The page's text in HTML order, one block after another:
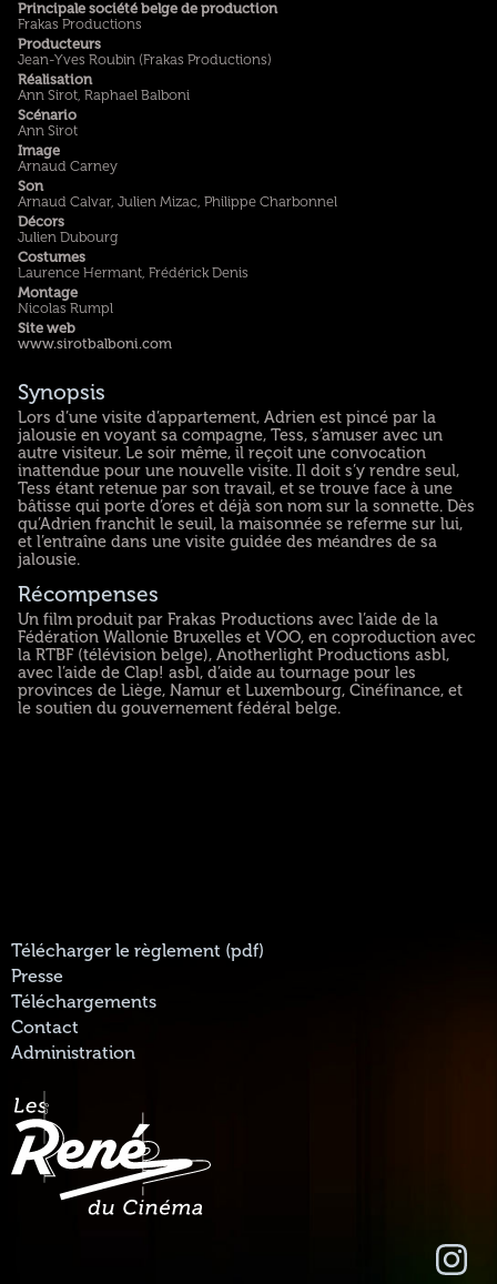
Principale société belge de production
Frakas Productions
Producteurs
Jean-Yves Roubin (Frakas Productions)
Réalisation
Ann Sirot, Raphael Balboni
Scénario
Ann Sirot
Image
Arnaud Carney
Son
Arnaud Calvar, Julien Mizac, Philippe Charbonnel
Décors
Julien Dubourg
Costumes
Laurence Hermant, Frédérick Denis
Montage
Nicolas Rumpl
Site web
www.sirotbalboni.com
Synopsis
Lors d’une visite d’appartement, Adrien est pincé par la
jalousie en voyant sa compagne, Tess, s’amuser avec un
autre visiteur. Le soir même, il reçoit une convocation
inattendue pour une nouvelle visite. Il doit s’y rendre seul,
Tess étant retenue par son travail, et se trouve face à une
bâtisse qui porte d’ores et déjà son nom sur la sonnette. Dès
qu’Adrien franchit le seuil, la maisonnée se referme sur lui,
et l’entraîne dans une visite guidée des méandres de sa
jalousie.
Récompenses
Un film produit par Frakas Productions avec l’aide de la
Fédération Wallonie Bruxelles et VOO, en coproduction avec
la RTBF (télévision belge), Anotherlight Productions asbl,
avec l’aide de Clap! asbl, d’aide au tournage pour les
provinces de Liège, Namur et Luxembourg, Cinéfinance, et
le soutien du gouvernement fédéral belge.
Télécharger le règlement (pdf)
Presse
Téléchargements
Contact
Administration